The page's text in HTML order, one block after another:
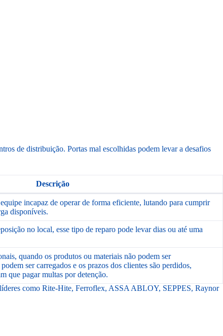
de distribuição. Portas mal escolhidas podem levar a desafios
Descrição
incapaz de operar de forma eficiente, lutando para cumprir
disponíveis.
no local, esse tipo de reparo pode levar dias ou até uma
quando os produtos ou materiais não podem ser
ser carregados e os prazos dos clientes são perdidos,
que pagar multas por detenção.
líderes como Rite-Hite, Ferroflex, ASSA ABLOY, SEPPES, Raynor